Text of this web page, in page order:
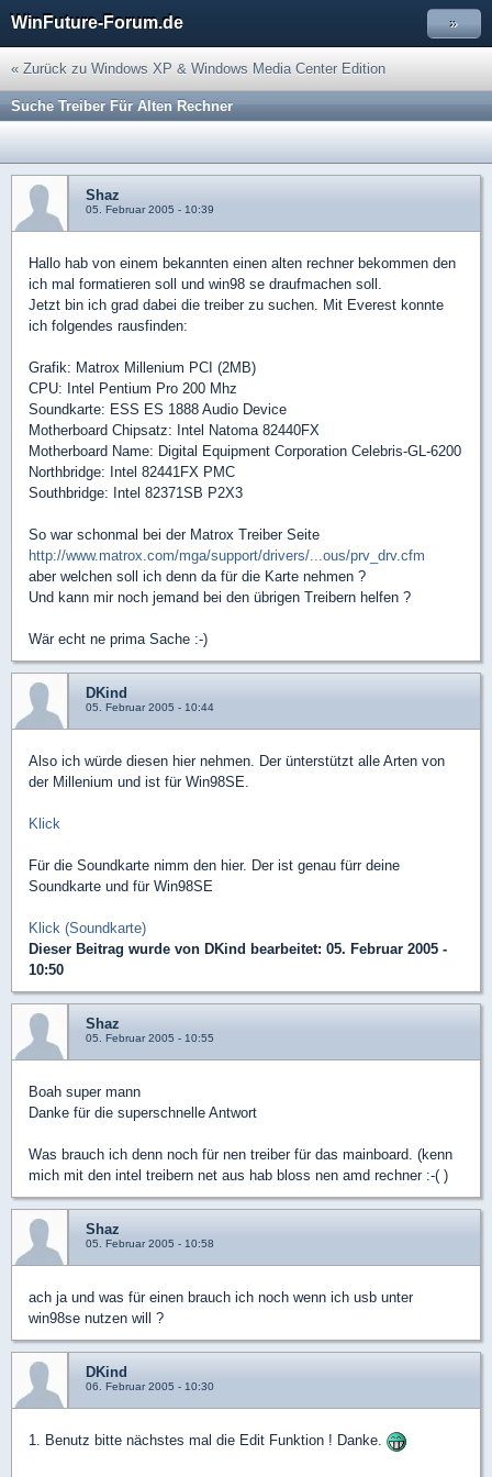
WinFuture-Forum.de »
« Zurück zu Windows XP & Windows Media Center Edition
Suche Treiber Für Alten Rechner
Shaz
05. Februar 2005 - 10:39
Hallo hab von einem bekannten einen alten rechner bekommen den
ich mal formatieren soll und win98 se draufmachen soll.
Jetzt bin ich grad dabei die treiber zu suchen. Mit Everest konnte
ich folgendes rausfinden:
Grafik: Matrox Millenium PCI (2MB)
CPU: Intel Pentium Pro 200 Mhz
Soundkarte: ESS ES 1888 Audio Device
Motherboard Chipsatz: Intel Natoma 82440FX
Motherboard Name: Digital Equipment Corporation Celebris-GL-6200
Northbridge: Intel 82441FX PMC
Southbridge: Intel 82371SB P2X3
So war schonmal bei der Matrox Treiber Seite
http://www.matrox.com/mga/support/drivers/...ous/prv_drv.cfm
aber welchen soll ich denn da für die Karte nehmen ?
Und kann mir noch jemand bei den übrigen Treibern helfen ?
Wär echt ne prima Sache :-)
DKind
05. Februar 2005 - 10:44
Also ich würde diesen hier nehmen. Der ünterstützt alle Arten von
der Millenium und ist für Win98SE.
Klick
Für die Soundkarte nimm den hier. Der ist genau fürr deine
Soundkarte und für Win98SE
Klick (Soundkarte)
Dieser Beitrag wurde von DKind bearbeitet: 05. Februar 2005 -
10:50
Shaz
05. Februar 2005 - 10:55
Boah super mann
Danke für die superschnelle Antwort
Was brauch ich denn noch für nen treiber für das mainboard. (kenn
mich mit den intel treibern net aus hab bloss nen amd rechner :-( )
Shaz
05. Februar 2005 - 10:58
ach ja und was für einen brauch ich noch wenn ich usb unter
win98se nutzen will ?
DKind
06. Februar 2005 - 10:30
1. Benutz bitte nächstes mal die Edit Funktion ! Danke.